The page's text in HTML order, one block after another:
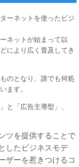
ーネットを使ったビジ
ネットが始まって以
により広く普及してき
のとなり、誰でも何処
ます。
と「広告主導型」、
ツを提供することで
したビジネスモデ
ザーを惹きつけるコ